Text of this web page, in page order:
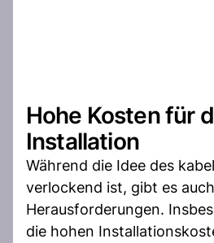
Hohe Kosten für
Installation
Während die Idee des
verlockend ist, gibt es
Herausforderungen.
die hohen